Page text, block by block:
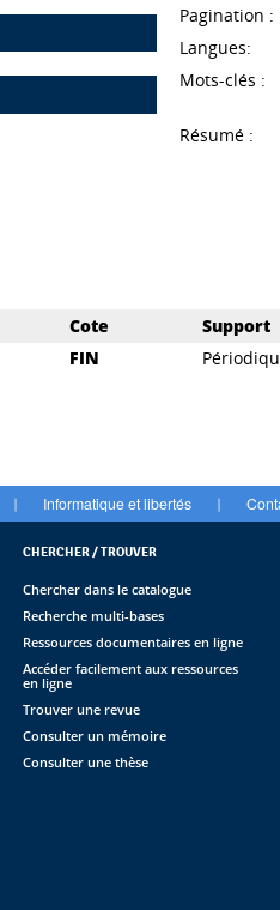
Pagination :
Langues:
Mots-clés :
Résumé :
Cote Support
FIN
| Informatique et libertés |
CHERCHER / TROUVER
Chercher dans le catalogue
Recherche multi-bases
Ressources documentaires en ligne
Accéder facilement aux ressources
en ligne
Trouver une revue
Consulter un mémoire
Consulter une thèse